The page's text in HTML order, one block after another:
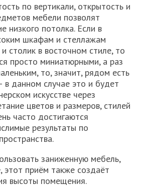
по вертикали, открытость и
мебели позволят
низкого потолка. Если в
шкафам и стеллажам
столик в восточном стиле, то
просто миниатюрными, а раз
то, значит, рядом есть
данном случае это и будет
искусстве через
цветов и размеров, стилей
часто достигаются
результаты по
заниженную мебель,
этот приём также создаёт
высоты помещения.